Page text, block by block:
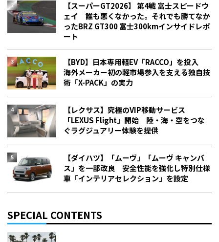
【スーパーGT2026】 第4戦 富士スピードウ
ェイ 誰も悪くなかった。それでも勝てなか
った――BRZ GT300 富士300kmインサイドレポ
ート
【BYD】日本専用軽EV「RACCO」を投入
海外メーカー初の軽市場参入を支える独自技
術「X-PACK」の実力
【レクサス】究極のVIP移動サービス
「LEXUS Flight」開始 陸・海・空をつな
ぐラグジュアリー体験を提供
【ダイハツ】「ムーヴ」「ムーヴ キャンバ
ス」を一部改良 安全性能を強化し特別仕様
車「インテリアセレクション」を設定
SPECIAL CONTENTS